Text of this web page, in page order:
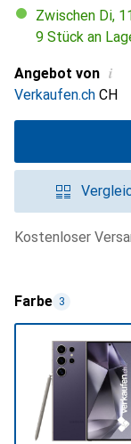
Zwischen Di,
9 Stück an
Angebot von i
Verkaufen.ch CH
kostenloser
Farbe 3